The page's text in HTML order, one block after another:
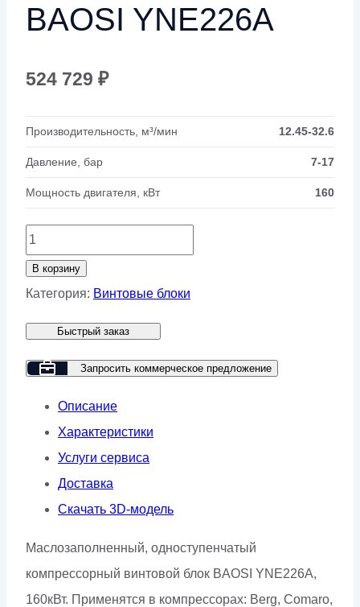
BAOSI YNE226A
524 729 ₽
Производительность, м³/мин 12.45-32.6
Давление, бар 7-17
Мощность двигателя, кВт 160
Количество
товара
Винтовой
BAOSI
YNE226A
В корзину
Категория: Винтовые блоки
Быстрый заказ
Запросить коммерческое предложение
Описание
Характеристики
Услуги сервиса
Доставка
Скачать 3D-модель
Маслозаполненный, одноступенчатый
компрессорный винтовой блок BAOSI YNE226A,
160кВт. Применятся в компрессорах: Berg, Comaro,